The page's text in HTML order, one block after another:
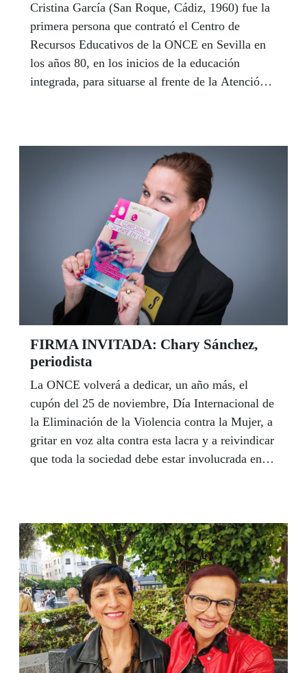
Cristina García (San Roque, Cádiz, 1960) fue la
primera persona que contrató el Centro de
Recursos Educativos de la ONCE en Sevilla en
los años 80, en los inicios de la educación
integrada, para situarse al frente de la Atención
años y en sus familias. Es, por tanto, una de las
voces más autorizadas de Andalucía para hablar
de una etapa crucial en la vida de las personas.
FIRMA INVITADA: Chary Sánchez,
periodista
La ONCE volverá a dedicar, un año más, el
cupón del 25 de noviembre, Día Internacional de
la Eliminación de la Violencia contra la Mujer, a
gritar en voz alta contra esta lacra y a reivindicar
que toda la sociedad debe estar involucrada en su
blog relacionestoxicas.es, e integrante del equipo
que organiza el Congreso de Violencia de
Género de Andalucía, denuncia en este artículo
que la violencia de género comienza por un
simple mensaje.